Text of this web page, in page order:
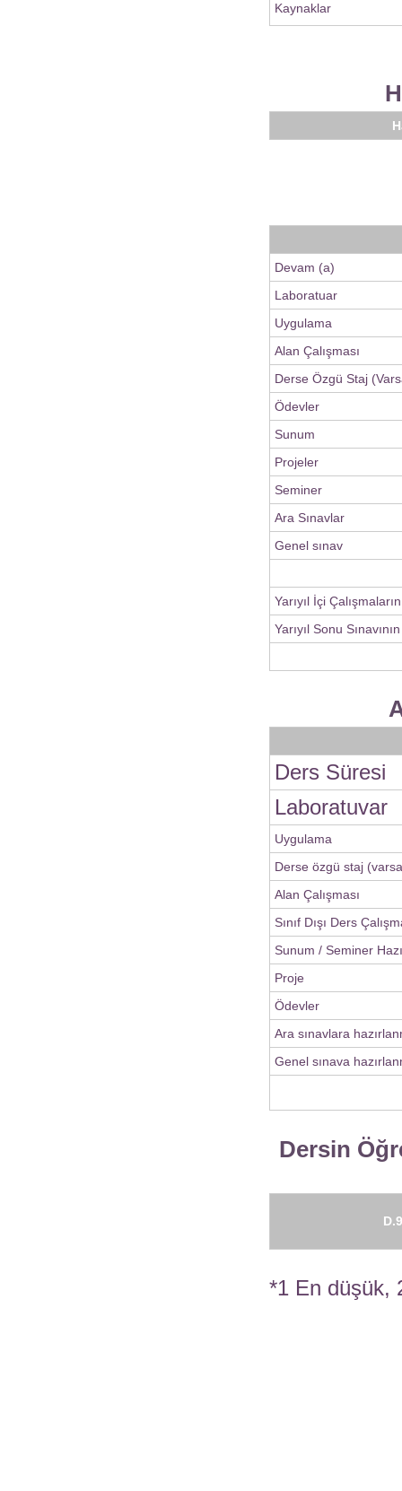
Kaynaklar
Devam (a)
Laboratuar
Uygulama
Alan Çalışması
Derse Özgü Staj
Ödevler
Sunum
Projeler
Seminer
Ara Sınavlar
Genel sınav
Yarıyıl İçi
Yarıyıl Sonu
Ders Süresi
Laboratuvar
Uygulama
Derse özgü staj
Alan Çalışması
Sınıf Dışı Ders
Sunum / Seminer
Proje
Ödevler
Ara sınavlara
Genel sınava
Dersin
*1 En düşük,